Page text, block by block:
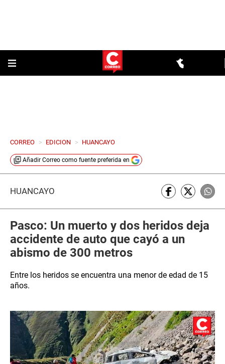
CORREO > EDICION > HUANCAYO
Añadir Correo como fuente preferida en
HUANCAYO
Pasco: Un muerto y dos heridos deja
accidente de auto que cayó a un
abismo de 300 metros
Entre los heridos se encuentra una menor de edad de 15
años.